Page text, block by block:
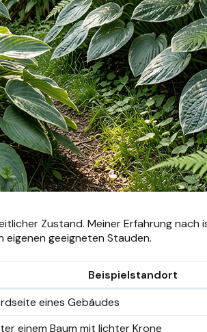
Zustand. Meiner Erfahrung
eigenen geeigneten Stauden.
Beispielstandort
eines Gebäudes
einem Baum mit lichter Krone